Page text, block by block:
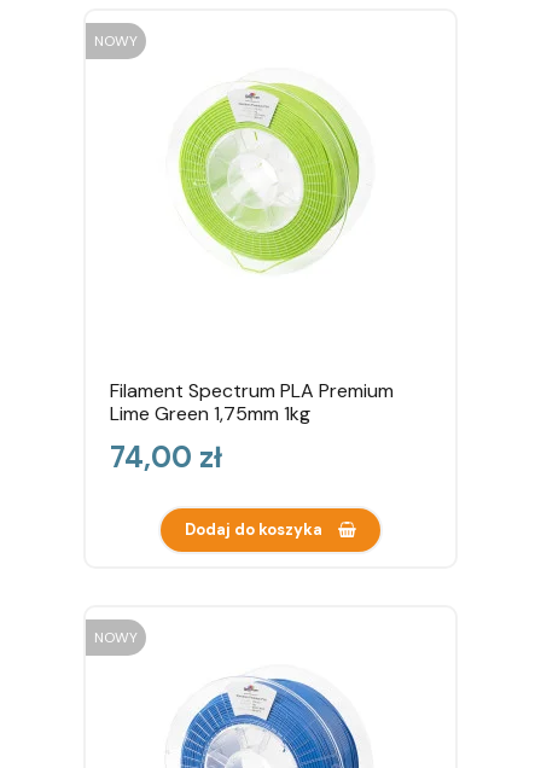
NOWY
Filament Spectrum PLA Premium
Lime Green 1,75mm 1kg
Cena
74,00 zł
Dodaj do koszyka
NOWY